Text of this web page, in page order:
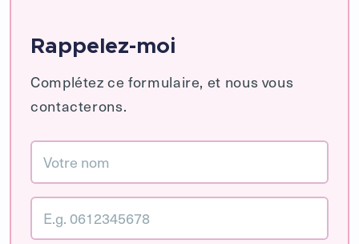
Rappelez-moi
Complétez ce formulaire, et nous vous
contacterons.